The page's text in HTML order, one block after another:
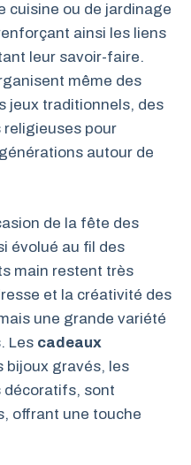
cuisine ou de jardinage
ainsi les liens
leur savoir-faire.
même des
jeux traditionnels, des
religieuses pour
autour de
de la fête des
évolué au fil des
main restent très
et la créativité des
une grande variété
Les cadeaux
bijoux gravés, les
décoratifs, sont
offrant une touche